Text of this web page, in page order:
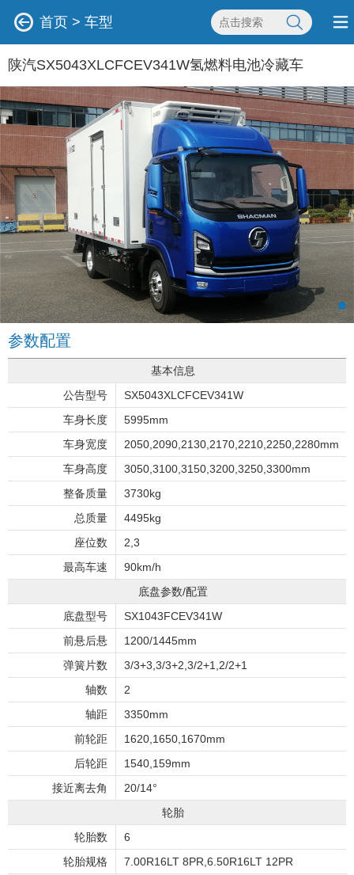
首页 > 车型
陕汽SX5043XLCFCEV341W氢燃料电池冷藏车
参数配置
基本信息
公告型号
SX5043XLCFCEV341W
车身长度
5995mm
车身宽度
2050,2090,2130,2170,2210,2250,2280mm
车身高度
3050,3100,3150,3200,3250,3300mm
整备质量
3730kg
总质量
4495kg
座位数
2,3
最高车速
90km/h
底盘参数/配置
底盘型号
SX1043FCEV341W
前悬后悬
1200/1445mm
弹簧片数
3/3+3,3/3+2,3/2+1,2/2+1
轴数
2
轴距
3350mm
前轮距
1620,1650,1670mm
后轮距
1540,159mm
接近离去角
20/14°
轮胎
轮胎数
6
轮胎规格
7.00R16LT 8PR,6.50R16LT 12PR